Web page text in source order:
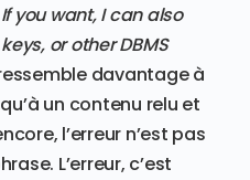
If you want, I can also
or other DBMS
davantage à
un contenu relu et
l’erreur n’est pas
L’erreur, c’est